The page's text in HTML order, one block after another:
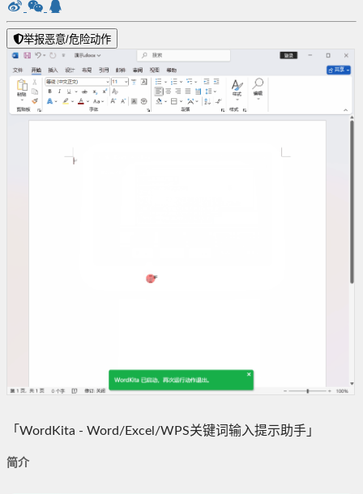
举报恶意/危险动作
「WordKita - Word/Excel/WPS关键词输入提示助手」
简介